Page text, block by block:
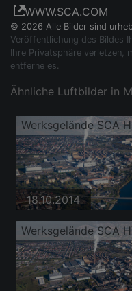
WWW.SCA.COM
© 2026 Alle Bilder sind
Veröffentlichung des Bildes
Ihre Privatsphäre verletzen,
entferne es.
Ähnliche Luftbilder in
18.10.2014